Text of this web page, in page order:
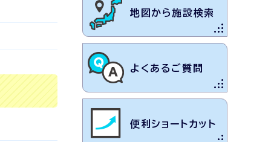
地図から施設検索
よくあるご質問
便利ショートカット